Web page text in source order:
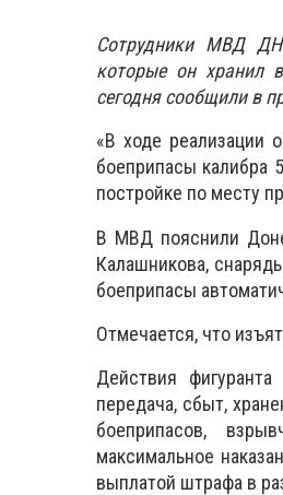
Сотрудники МВД
которые он хранил
сегодня сообщили в
«В ходе реализации
боеприпасы калибра
постройке по месту
В МВД пояснили
Калашникова,
боеприпасы
Отмечается, что
Действия
передача, сбыт,
боеприпасов,
максимальное
выплатой штрафа в